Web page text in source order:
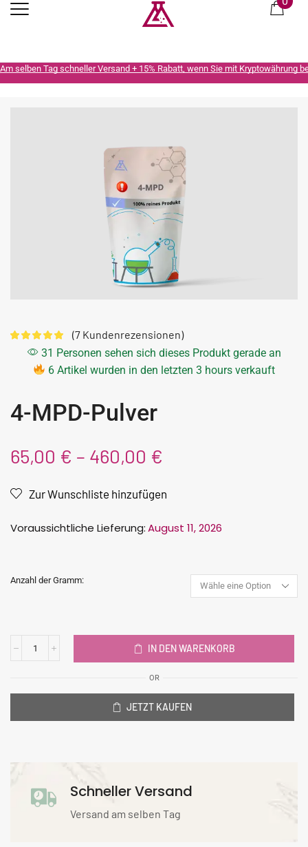
Am selben Tag schneller Versand + 15% Rabatt, wenn Sie mit Kryptowährung
(7 Kundenrezensionen)
31 Personen sehen sich dieses Produkt gerade an
6 Artikel wurden in den letzten 3 hours verkauft
4-MPD-Pulver
65,00 € – 460,00 €
Zur Wunschliste hinzufügen
Voraussichtliche Lieferung:August 11, 2026
Anzahl der Gramm:
IN DEN WARENKORB
OR
JETZT KAUFEN
Schneller Versand
Versand am selben Tag